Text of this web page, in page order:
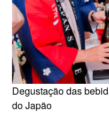
Degustação das
do Japão